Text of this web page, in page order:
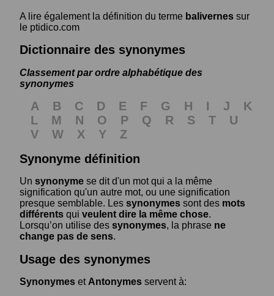
A lire également la définition du terme balivernes sur
le ptidico.com
Dictionnaire des synonymes
Classement par ordre alphabétique des
synonymes
A B C D E F G H I J
K
L
M N O P Q R S T
U
V
W X Y
Z
Synonyme définition
Un synonyme se dit d'un mot qui a la même
signification qu'un autre mot, ou une signification
presque semblable. Les synonymes sont des mots
différents qui veulent dire la même chose.
Lorsqu’on utilise des synonymes, la phrase ne
change pas de sens.
Usage des synonymes
Synonymes etAntonymes servent à: